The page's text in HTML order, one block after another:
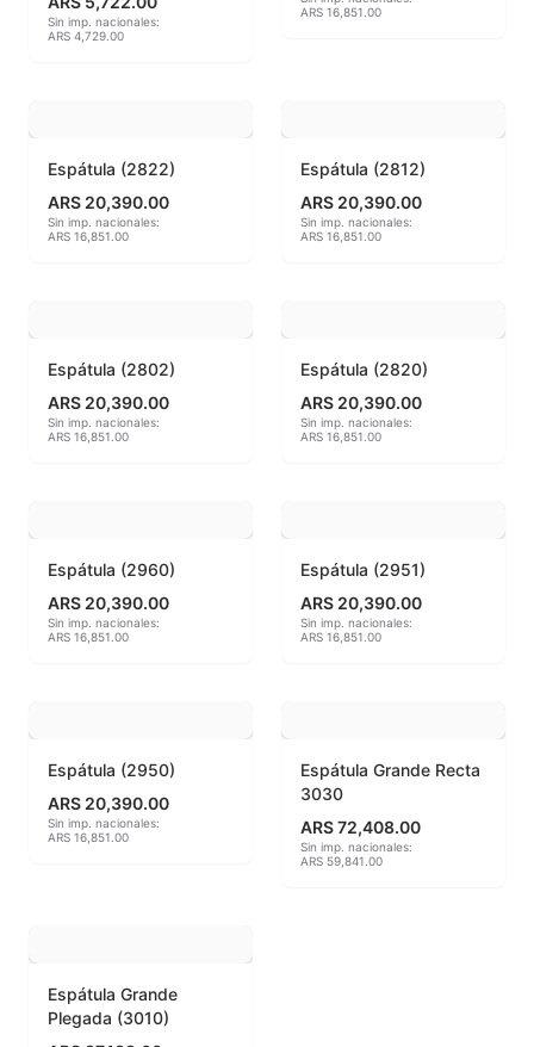
Fritas cerámicas
Herramientas
Jaspeadores
Ladrillos aislantes para horno
Libros y Revistas
Materias primas
MAYCO CLEAR GLAZES
MAYCO DESIGNER LINER
MAYCO DUNCAN FRENCH DIMENSIONS
MAYCO E & E CHUNKIES
Sin imp. nacionales:
ARS 4,729.00
ARS 16,851.00
Espátula (2822)
ARS 20,390.00
Sin imp. nacionales:
ARS 16,851.00
Espátula (2812)
ARS 20,390.00
Sin imp. nacionales:
ARS 16,851.00
Espátula (2802)
ARS 20,390.00
Sin imp. nacionales:
ARS 16,851.00
Espátula (2820)
ARS 20,390.00
Sin imp. nacionales:
ARS 16,851.00
Espátula (2960)
ARS 20,390.00
Sin imp. nacionales:
ARS 16,851.00
Espátula (2951)
ARS 20,390.00
Sin imp. nacionales:
ARS 16,851.00
Espátula (2950)
ARS 20,390.00
Sin imp. nacionales:
ARS 16,851.00
Espátula Grande Recta
3030
ARS 72,408.00
Sin imp. nacionales:
ARS 59,841.00
Espátula Grande
Plegada (3010)